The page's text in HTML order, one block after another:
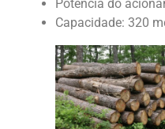
Potência do
Capacidade: 320